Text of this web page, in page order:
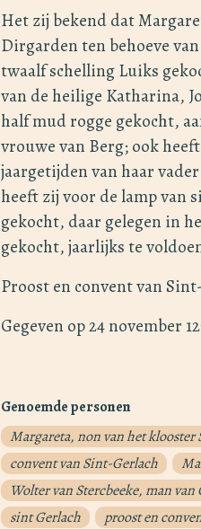
Het zij bekend dat
Dirgarden ten behoeve
twaalf schelling Luiks
van de heilige Katharina,
half mud rogge gekocht,
vrouwe van Berg; ook
jaargetijden van haar
heeft zij voor de lamp van
gekocht, daar gelegen in
gekocht, jaarlijks te
Proost en convent van
Gegeven op 24 november
Genoemde personen
Margareta, non van het
convent van Sint-Gerlach
Wolter van Stercbeeke, man
sint Gerlach
proost en